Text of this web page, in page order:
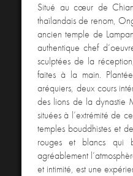
Situé au cœur de
thaïlandais de renom,
ancien temple de
authentique chef
sculptées de la
faites à la main.
aréquiers, deux cours
des lions de la dynastie
situées à l’extrémité de
temples bouddhistes et
rouges et blancs qui
agréablement
et intimité, est une